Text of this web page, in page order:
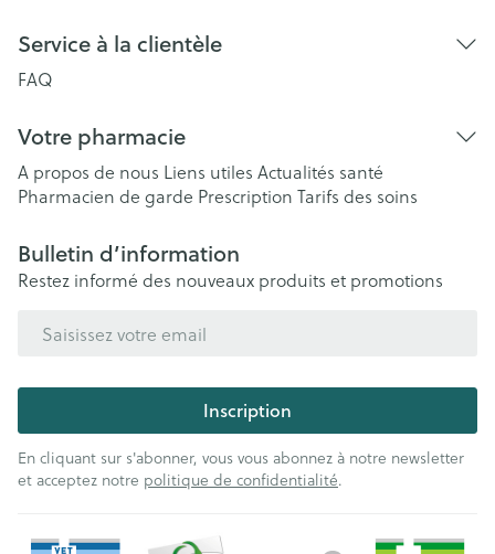
Service à la clientèle
FAQ
Votre pharmacie
A propos de nous Liens utiles Actualités santé
Pharmacien de garde Prescription Tarifs des soins
Bulletin d’information
Restez informé des nouveaux produits et promotions
Inscription
En cliquant sur s'abonner, vous vous abonnez à notre newsletter
et acceptez notre politique de confidentialité.